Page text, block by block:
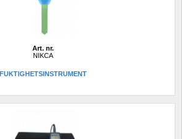
Art. nr.
NIKCA
FUKTIGHETSINSTRUMENT